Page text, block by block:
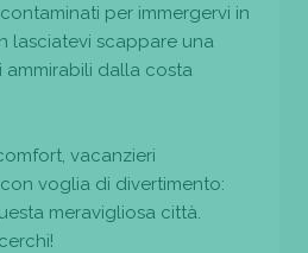
per immergervi in
lasciatevi scappare una
ammirabili dalla costa
vacanzieri
voglia di divertimento:
meravigliosa città.